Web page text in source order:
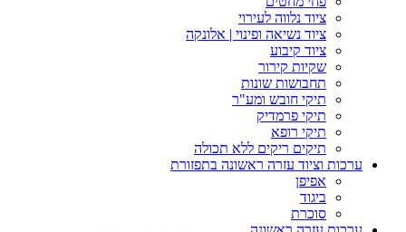
ציוד נלווה לעירוי
ציוד נשיאה ופינוי | אלונקה
ציוד קיבוע
שקיות קירור
תחבושות שונות
תיקי חובש ומע"ר
תיקי פרמדיק
תיקי רופא
תיקים ריקים ללא תכולה
ערכות וציוד עזרה ראשונה בתפזורת
אפיפן
ביגוד
סוכרת